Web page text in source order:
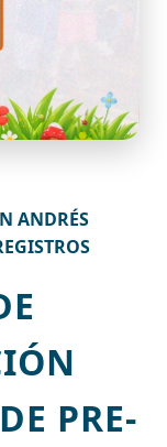
ANDRÉS
PRE-